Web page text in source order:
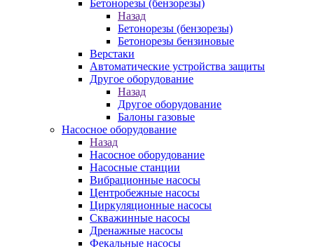
Бетонорезы (бензорезы)
Назад
Бетонорезы (бензорезы)
Бетонорезы бензиновые
Верстаки
Автоматические устройства защиты
Другое оборудование
Назад
Другое оборудование
Балоны газовые
Насосное оборудование
Назад
Насосное оборудование
Насосные станции
Вибрационные насосы
Центробежные насосы
Циркуляционные насосы
Скважинные насосы
Дренажные насосы
Фекальные насосы